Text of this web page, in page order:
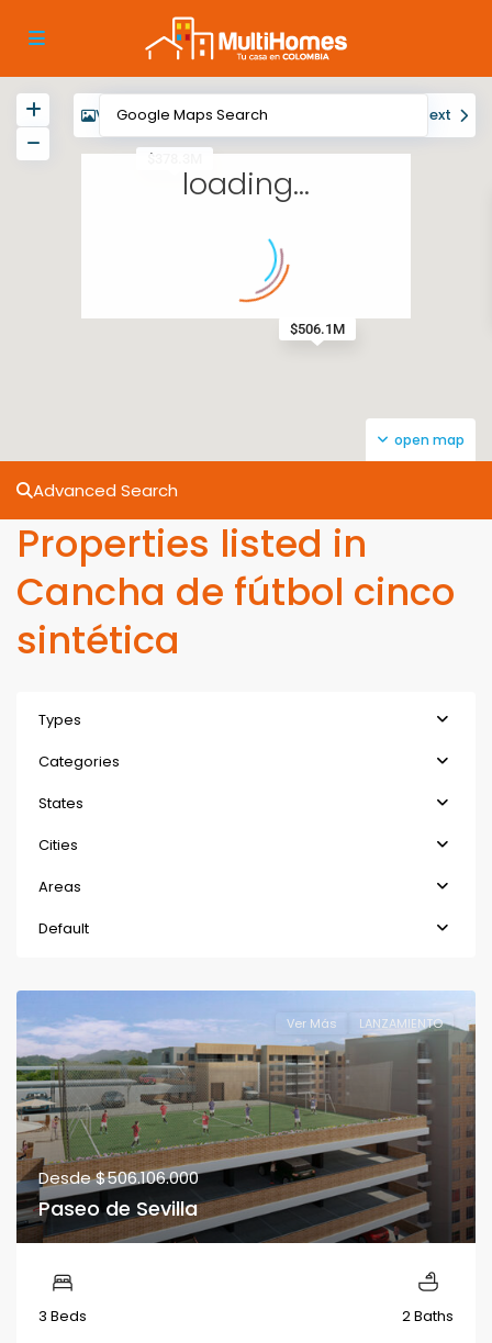
$506.1M
$378.3M
loading...
open map
View My Location Next
Advanced Search
Properties listed in
Cancha de fútbol cinco
sintética
Types
Categories
States
Cities
Areas
Default
Ver Más LANZAMIENTO
Desde$506.106.000
Paseo de Sevilla
3 Beds 2 Baths